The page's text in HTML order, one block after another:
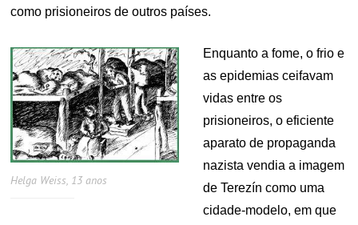
como prisioneiros de outros países.
Helga Weiss, 13 anos
Enquanto a fome, o frio e
as epidemias ceifavam
vidas entre os
prisioneiros, o eficiente
aparato de propaganda
nazista vendia a imagem
de Terezín como uma
cidade-modelo, em que